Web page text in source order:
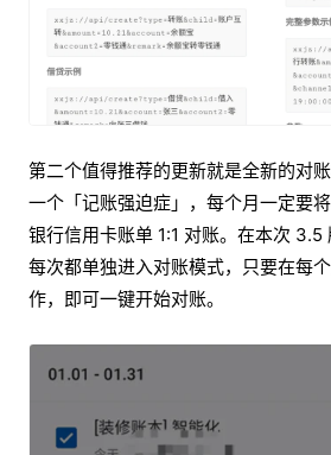
第二个值得推荐的更新就是全新的对
一个「记账强迫症」，每个月一定要
银行信用卡账单 1:1 对账。在本次 3.5
每次都单独进入对账模式，只要在每
作，即可一键开始对账。